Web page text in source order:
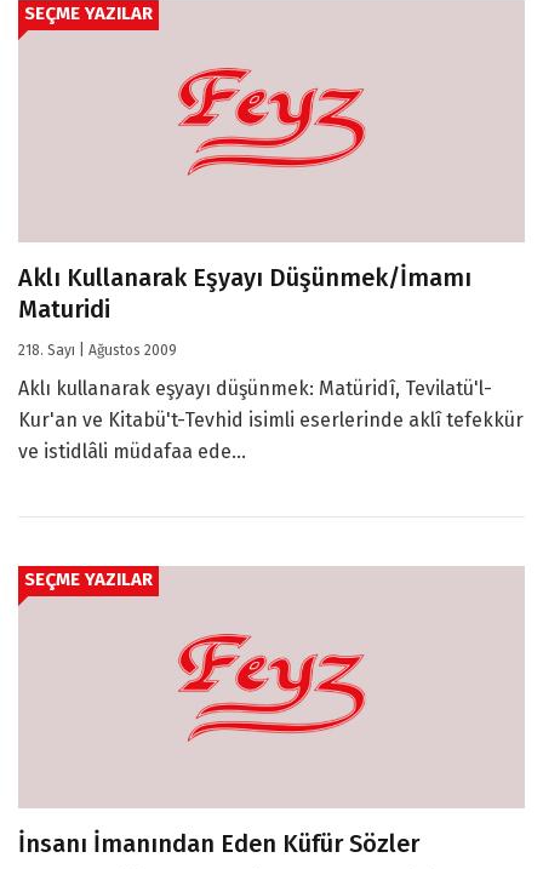
SEÇME YAZILAR
Aklı Kullanarak Eşyayı Düşünmek/İmamı
Maturidi
218. Sayı | Ağustos 2009
Aklı kullanarak eşyayı düşünmek: Matüridî, Tevilatü'l-
Kur'an ve Kitabü't-Tevhid isimli eserlerinde aklî tefekkür
ve istidlâli müdafaa ede...
SEÇME YAZILAR
İnsanı İmanından Eden Küfür Sözler